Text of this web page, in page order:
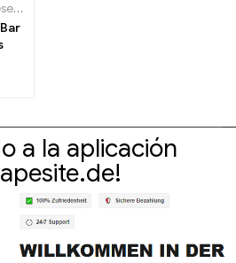
Cigarrillos electrónicos desechables
a la aplicación